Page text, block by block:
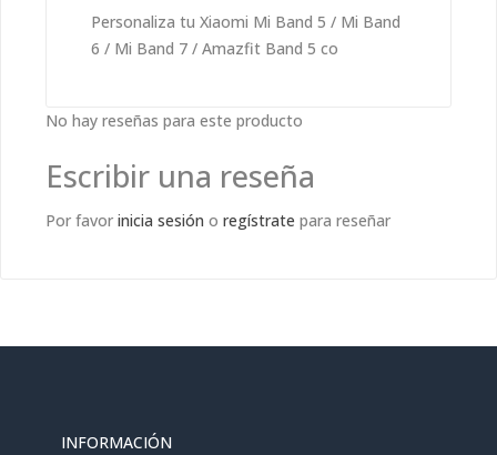
Personaliza tu Xiaomi Mi Band 5 / Mi Band
6 / Mi Band 7 / Amazfit Band 5 co
No hay reseñas para este producto
Escribir una reseña
Por favor inicia sesión o regístrate para reseñar
INFORMACIÓN